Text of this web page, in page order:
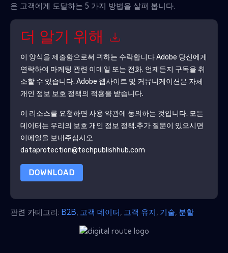
운 고객에게 도달하는 5 가지 방법을 살펴 봅니다.
더 알기 위해
이 양식을 제출함으로써 귀하는 수락합니다Adobe 당신에게
연락하여 마케팅 관련 이메일 또는 전화. 언제든지 구독을 취
소할 수 있습니다. Adobe 웹사이트 및 커뮤니케이션은 자체
개인 정보 보호 정책의 적용을 받습니다.
이 리소스를 요청하면 사용 약관에 동의하는 것입니다. 모든
데이터는 우리의 보호 개인 정보 정책.추가 질문이 있으시면
이메일을 보내주십시오
dataprotection@techpublishhub.com
DOWNLOAD
관련 카테고리: B2B 고객 데이터 고객 유지 기술 분할